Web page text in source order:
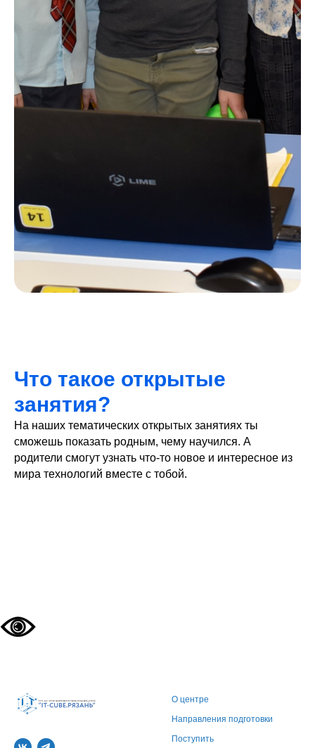
Что такое открытые
занятия?
На наших тематических открытых занятиях ты
сможешь показать родным, чему научился. А
родители смогут узнать что-то новое и интересное из
мира технологий вместе с тобой.
О центре
Направления подготовки
Поступить